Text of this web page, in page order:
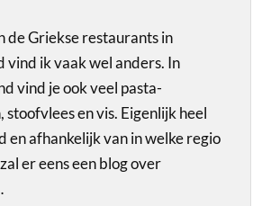
de Griekse restaurants in
vind ik vaak wel anders. In
vind je ook veel pasta-
stoofvlees en vis. Eigenlijk heel
en afhankelijk van in welke regio
er eens een blog over